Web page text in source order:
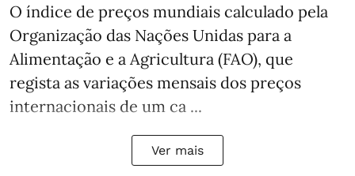
O índice de preços mundiais calculado pela
Organização das Nações Unidas para a
Alimentação e a Agricultura (FAO), que
regista as variações mensais dos preços
internacionais de um ca ...
Ver mais